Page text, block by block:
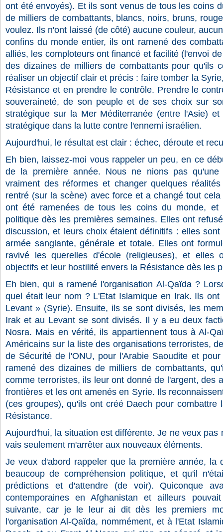
ont été envoyés). Et ils sont venus de tous les coins
de milliers de combattants, blancs, noirs, bruns,
voulez. Ils n'ont laissé (de côté) aucune couleur,
confins du monde entier, ils ont ramené des
alliés, les comploteurs ont financé et facilité (l'envoi
des dizaines de milliers de combattants pour qu'ils
réaliser un objectif clair et précis : faire tomber la
Résistance et en prendre le contrôle. Prendre le
souveraineté, de son peuple et de ses choix sur
stratégique sur la Mer Méditerranée (entre l'Asie)
stratégique dans la lutte contre l'ennemi israélien.
Aujourd'hui, le résultat est clair : échec, déroute et
Eh bien, laissez-moi vous rappeler un peu, en ce
de la première année. Nous ne nions pas
vraiment des réformes et changer quelques
rentré (sur la scène) avec force et a changé tout
ont été ramenées de tous les coins du monde, et
politique dès les premières semaines. Elles ont
discussion, et leurs choix étaient définitifs : elles
armée sanglante, générale et totale. Elles ont
ravivé les querelles d'école (religieuses), et
objectifs et leur hostilité envers la Résistance dès les
Eh bien, qui a ramené l'organisation Al-Qaïda ?
quel était leur nom ? L'Etat Islamique en Irak. Ils
Levant » (Syrie). Ensuite, ils se sont divisés, les
Irak et au Levant se sont divisés. Il y a eu deux
Nosra. Mais en vérité, ils appartiennent tous à Al-
Américains sur la liste des organisations terroristes,
de Sécurité de l'ONU, pour l'Arabie Saoudite et
ramené des dizaines de milliers de combattants,
comme terroristes, ils leur ont donné de l'argent, des
frontières et les ont amenés en Syrie. Ils
(ces groupes), qu'ils ont créé Daech pour combattre
Résistance.
Aujourd'hui, la situation est différente. Je ne veux pas
vais seulement m'arrêter aux nouveaux éléments.
Je veux d'abord rappeler que la première année, la
beaucoup de compréhension politique, et qu'il
prédictions et d'attendre (de voir). Quiconque
contemporaines en Afghanistan et ailleurs
suivante, car je le leur ai dit dès les premiers
l'organisation Al-Qaïda, nommément, et à l'Etat